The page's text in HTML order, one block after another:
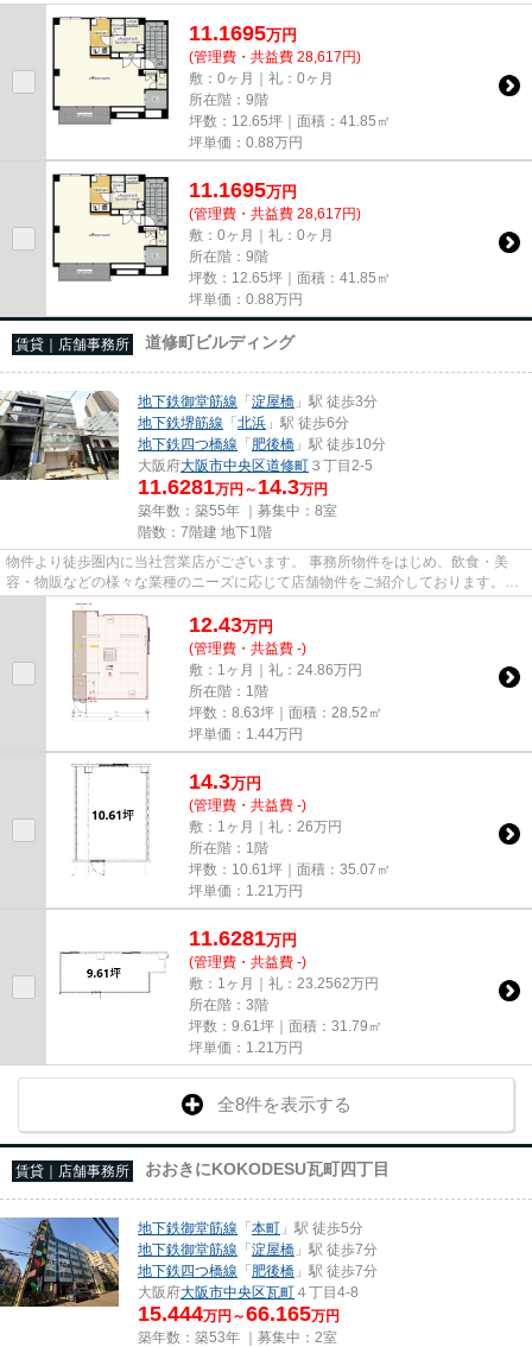
尚、弊社ではおとり広告は一切...
11.1695万円
(管理費・共益費 28,617円)
敷：0ヶ月｜礼：0ヶ月
所在階：9階
坪数：12.65坪｜面積：41.85㎡
坪単価： 0.88万円
11.1695万円
(管理費・共益費 28,617円)
敷：0ヶ月｜礼：0ヶ月
所在階：9階
坪数：12.65坪｜面積：41.85㎡
坪単価： 0.88万円
賃貸｜店舗事務所 道修町ビルディング
地下鉄御堂筋線 「淀屋橋 」駅 徒歩3分
地下鉄堺筋線 「北浜 」駅 徒歩6分
地下鉄四つ橋線 「肥後橋 」駅 徒歩10分
大阪府大阪市中央区道修町 ３丁目2-5
11.6281万円～ 14.3万円
築年数：築55年 ｜募集中： 8室
階数：7階建 地下1階
物件より徒歩圏内に当社営業店がございます。 事務所物件をはじめ、飲食・美
容・物販などの様々な業種のニーズに応じて店舗物件をご紹介しております。
尚、弊社ではおとり広告は一切...
12.43万円
(管理費・共益費 -)
敷：1ヶ月｜礼：24.86万円
所在階：1階
坪数：8.63坪｜面積：28.52㎡
坪単価： 1.44万円
14.3万円
(管理費・共益費 -)
敷：1ヶ月｜礼：26万円
所在階：1階
坪数：10.61坪｜面積：35.07㎡
坪単価： 1.21 万円
11.6281万円
(管理費・共益費 -)
敷：1ヶ月｜礼：23.2562万円
所在階：3階
坪数：9.61坪｜面積：31.79㎡
坪単価： 1.21 万円
全8件を表示する
賃貸｜店舗事務所 おおきにKOKODESU瓦町四丁目
地下鉄御堂筋線 「本町 」駅 徒歩5分
地下鉄御堂筋線 「淀屋橋 」駅 徒歩7分
地下鉄四つ橋線 「肥後橋 」駅 徒歩7分
大阪府大阪市中央区瓦町 ４丁目4-8
15.444万円～66.165万円
築年数：築53年 ｜募集中： 2室